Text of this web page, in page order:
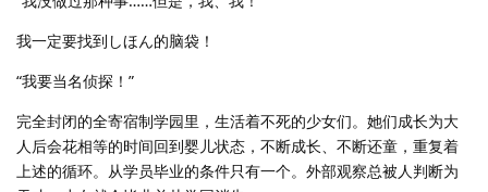
我一定要找到しほん的脑袋！
“我要当名侦探！”
完全封闭的全寄宿制学园里，生活着不死的少女们。她们成长为大
人后会花相等的时间回到婴儿状态，不断成长、不断还童，重复着
上述的循环。从学员毕业的条件只有一个。外部观察总被人判断为